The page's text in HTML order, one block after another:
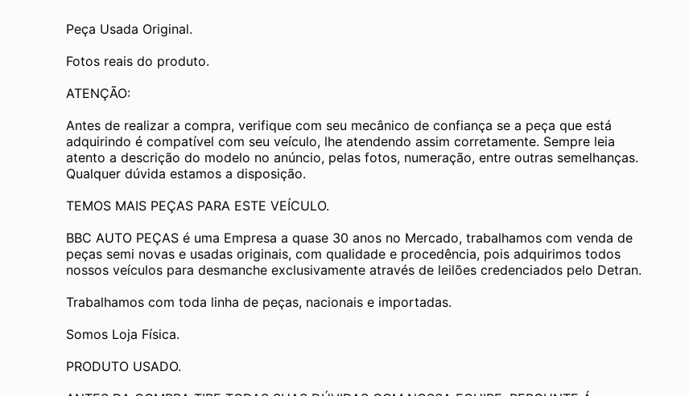
Peça Usada Original.
Fotos reais do produto.
ATENÇÃO:
Antes de realizar a compra, verifique com seu mecânico de confiança se a peça que está
adquirindo é compatível com seu veículo, lhe atendendo assim corretamente. Sempre leia
atento a descrição do modelo no anúncio, pelas fotos, numeração, entre outras semelhanças.
Qualquer dúvida estamos a disposição.
TEMOS MAIS PEÇAS PARA ESTE VEÍCULO.
BBC AUTO PEÇAS é uma Empresa a quase 30 anos no Mercado, trabalhamos com venda de
peças semi novas e usadas originais, com qualidade e procedência, pois adquirimos todos
nossos veículos para desmanche exclusivamente através de leilões credenciados pelo Detran.
Trabalhamos com toda linha de peças, nacionais e importadas.
Somos Loja Física.
PRODUTO USADO.